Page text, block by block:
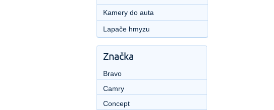
Kamery do auta
Lapače hmyzu
Značka
Bravo
Camry
Concept